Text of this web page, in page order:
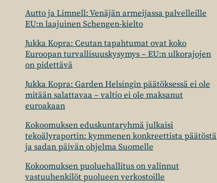
Autto ja Limnell: Venäjän armeijassa palvelleille
EU:n laajuinen Schengen-kielto
Jukka Kopra: Ceutan tapahtumat ovat koko
Euroopan turvallisuuskysymys – EU:n ulkorajojen
on pidettävä
Jukka Kopra: Garden Helsingin päätöksessä ei ole
mitään salattavaa – valtio ei ole maksanut
euroakaan
Kokoomuksen eduskuntaryhmä julkaisi
tekoälyraportin: kymmenen konkreettista päätöstä
ja sadan päivän ohjelma Suomelle
Kokoomuksen puoluehallitus on valinnut
vastuuhenkilöt puolueen verkostoille